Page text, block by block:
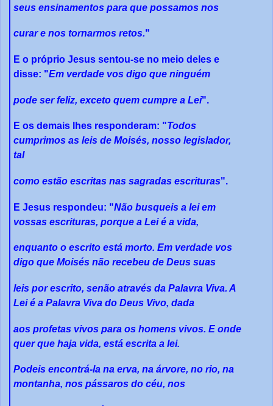
seus ensinamentos para que possamos nos
curar e nos tornarmos retos."
E o próprio Jesus sentou-se no meio deles e
disse: "Em verdade vos digo que ninguém
pode ser feliz, exceto quem cumpre a Lei".
E os demais lhes responderam: "Todos
cumprimos as leis de Moisés, nosso legislador,
tal
como estão escritas nas sagradas escrituras".
E Jesus respondeu: "Não busqueis a lei em
vossas escrituras, porque a Lei é a vida,
enquanto o escrito está morto. Em verdade vos
digo que Moisés não recebeu de Deus suas
leis por escrito, senão através da Palavra Viva. A
Lei é a Palavra Viva do Deus Vivo, dada
aos profetas vivos para os homens vivos. E onde
quer que haja vida, está escrita a lei.
Podeis encontrá-la na erva, na árvore, no rio, na
montanha, nos pássaros do céu, nos